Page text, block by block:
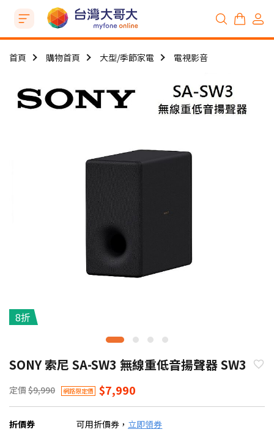
首頁 購物首頁 大型/季節家電 電視影音
8折
SONY 索尼 SA-SW3 無線重低音揚聲器 SW3
定價 $9,990 網路限定價 $7,990
折價券 可用折價券， 立即領券